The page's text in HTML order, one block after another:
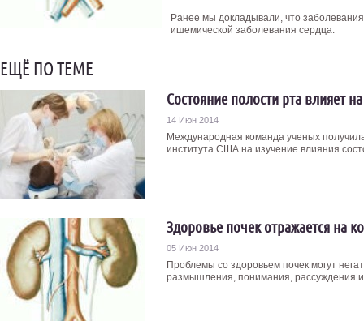
Ранее мы докладывали, что
ишемической заболевания сердца.
ЕЩЁ ПО ТЕМЕ
Состояние полости рта влияет
14 Июн 2014
Международная команда ученых
института США на изучение влияния
Здоровье почек отражается на
05 Июн 2014
Проблемы со здоровьем почек могут
размышления, понимания, рассуждения